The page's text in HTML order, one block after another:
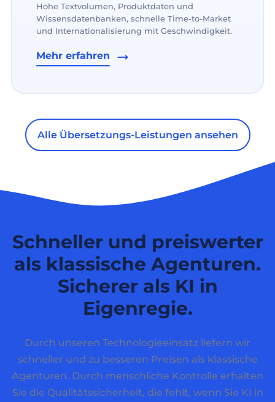
Hohe Textvolumen, Produktdaten und
Wissensdatenbanken, schnelle Time-to-Market
und Internationalisierung mit Geschwindigkeit.
Mehr erfahren
Alle Übersetzungs-Leistungen ansehen
Schneller und preiswerter
als klassische Agenturen.
Sicherer als KI in
Eigenregie.
Durch unseren Technologieeinsatz liefern wir
schneller und zu besseren Preisen als klassische
Agenturen. Durch menschliche Kontrolle erhalten
Sie die Qualitätssicherheit, die fehlt, wenn Sie KI in